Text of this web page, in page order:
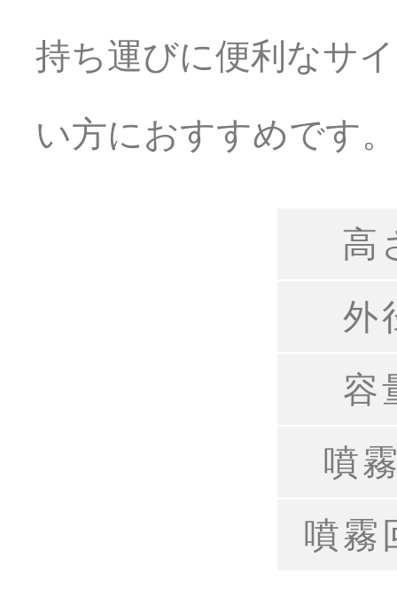
持ち運びに便利なサ
い方におすすめです。
高
外
容
噴
噴霧